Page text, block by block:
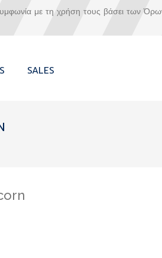
με τη χρήση τους βάσει των
SALES